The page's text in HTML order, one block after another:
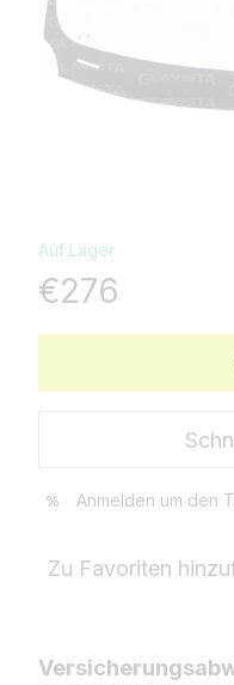
Auf Lager
€276
% Anmelden um den
Zu Favoriten